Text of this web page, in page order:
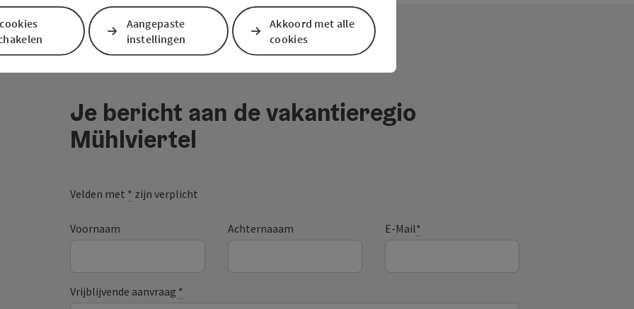
Je bericht aan de vakantieregio
Mühlviertel
Velden met * zijn verplicht
Voornaam Achternaaam E-Mail*
Vrijblijvende aanvraag *
Aangepaste
instellingen
Akkoord met alle
cookies